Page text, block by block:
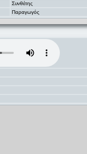
Συνθέτης
Παραγωγός